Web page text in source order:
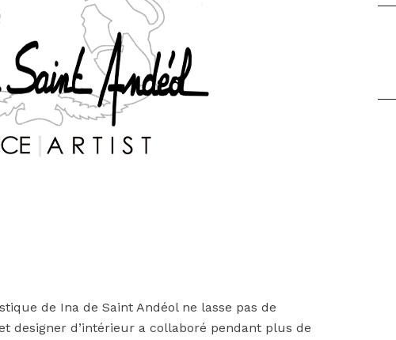
de Ina de Saint Andéol ne lasse pas de
designer d’intérieur a collaboré pendant plus de